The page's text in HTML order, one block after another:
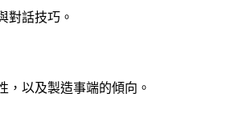
對話技巧。
，以及製造事端的傾向。